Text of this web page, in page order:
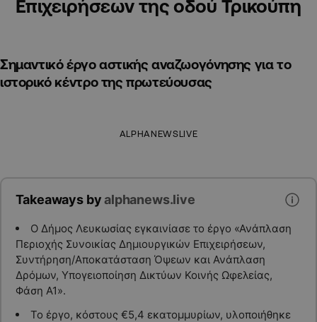
Επιχειρήσεων της οδού Τρικούπη
Σημαντικό έργο αστικής αναζωογόνησης για το
ιστορικό κέντρο της πρωτεύουσας
ALPHANEWSLIVE
Takeaways byalphanews.live
Ο Δήμος Λευκωσίας εγκαινίασε το έργο «Ανάπλαση
Περιοχής Συνοικίας Δημιουργικών Επιχειρήσεων,
Συντήρηση/Αποκατάσταση Όψεων και Ανάπλαση
Δρόμων, Υπογειοποίηση Δικτύων Κοινής Ωφελείας,
Φάση Α1».
Το έργο, κόστους €5,4 εκατομμυρίων, υλοποιήθηκε